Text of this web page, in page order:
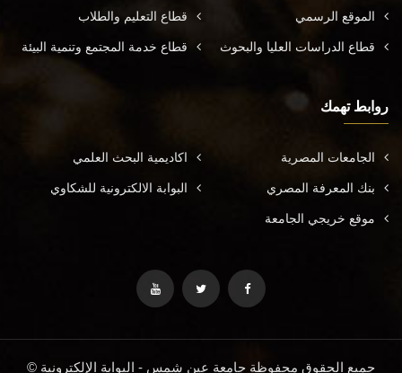
الموقع الرسمي قطاع التعليم والطلاب
قطاع الدراسات العليا والبحوث قطاع خدمة المجتمع وتنمية البيئة
روابط تهمك
الجامعات المصرية اكاديمية البحث العلمي
بنك المعرفة المصري البوابة الالكترونية للشكاوي
موقع خريجي الجامعة
جميع الحقوق محفوظة جامعة عين شمس - البوابة الإلكترونية ©